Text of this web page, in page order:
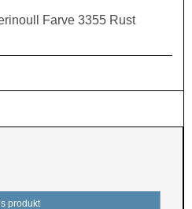
Farve 3355 Rust
produkt